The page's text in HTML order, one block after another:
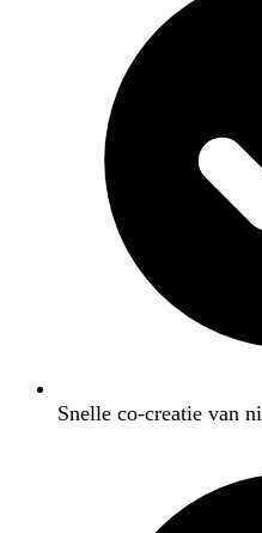
Snelle co-creatie van